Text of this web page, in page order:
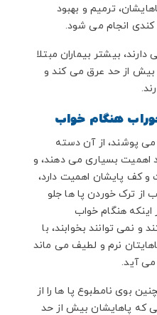
ترمیم و بهبود
انجام می شود.
بیشتر بیماران مبتلا
بیش از حد عرق می کند و
هنگام خواب
پوشند، از آن دسته
اهمیت بسیاری می دهند، و
و کف پایشان اهمیت دارد،
از ترک خوردن پا ها جلو
اینکه هنگام خواب
و نمی توانند بخوابند، با
نرم و لطیف می ماند
آید.
بوی نامطبوع پا ها را از
که پاهایشان بیش از حد